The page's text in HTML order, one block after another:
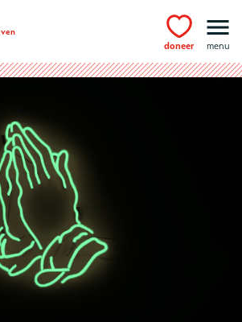
Ga naar hoofdinhoud
doneer menu